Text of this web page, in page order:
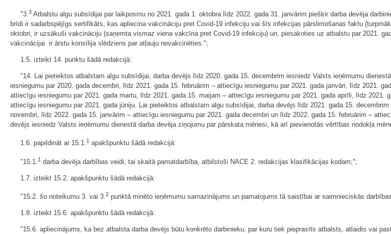
"3.3 Atbalstu algu subsīdijai par laikposmu no 2021. gada 1. oktobra līdz 2022. gada 31. janvārim piešķir darba devēja
brīdi ir sadarbspējīgs sertifikāts, kas apliecina vakcināciju pret Covid-19 infekciju vai šīs infekcijas pārslimošanas faktu
oktobri, ir uzsākuši vakcināciju (saņemta vismaz viena vakcīna pret Covid-19 infekciju) un, piesakoties uz atbalstu par 2021.
vakcinācijai ir ārstu konsīlija slēdziens par atļauju nevakcinēties.";
1.5. izteikt 14. punktu šādā redakcijā:
"14. Lai pieteiktos atbalstam algu subsīdijai, darba devējs līdz 2020. gada 15. decembrim iesniedz Valsts ieņēmumu
iesniegumu par 2020. gada decembri, līdz 2021. gada 15. februārim – attiecīgu iesniegumu par 2021. gada janvāri, līdz 2021.
attiecīgu iesniegumu par 2021. gada martu, līdz 2021. gada 15. maijam – attiecīgu iesniegumu par 2021. gada aprīli, līdz
attiecīgu iesniegumu par 2021. gada jūniju. Lai pieteiktos atbalstam algu subsīdijai, darba devējs līdz 2021. gada 15.
novembri, līdz 2022. gada 15. janvārim – attiecīgu iesniegumu par 2021. gada decembri un līdz 2022. gada 15. februārim –
devējs iesniedz Valsts ieņēmumu dienestā darba devēja ziņojumu par pārskata mēnesi, kā arī pievienotās vērtības nodokļa
1.6. papildināt ar 15.1.1 apakšpunktu šādā redakcijā:
"15.1. 1 darba devēja darbības veidi, tai skaitā pamatdarbība, atbilstoši NACE 2. redakcijas klasifikācijas kodam;";
1.7. izteikt 15.2. apakšpunktu šādā redakcijā:
"15.2. šo noteikumu 3. vai 3.2 punktā minēto ieņēmumu samazinājums un pamatojums tā saistībai ar saimnieciskās
1.8. izteikt 15.6. apakšpunktu šādā redakcijā:
"15.6. apliecinājums, ka bez atbalsta darba devējs būtu konkrēto darbinieku, par kuru tiek pieprasīts atbalsts, atlaidis vai